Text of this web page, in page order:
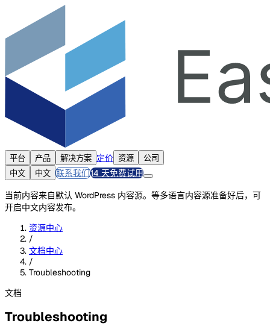
平台 产品 解决方案 定价 资源
公司
中文
中文 联系我们14 天免费试用
当前内容来自默认 WordPress 内容源。等多语言内容源准备好后，可
开启中文内容发布。
资源中心
/
文档中心
/
Troubleshooting
文档
Troubleshooting